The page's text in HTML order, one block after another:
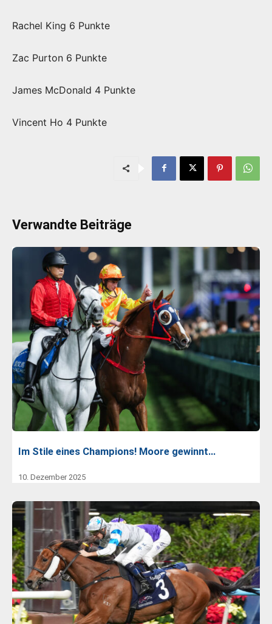
Rachel King 6 Punkte
Zac Purton 6 Punkte
James McDonald 4 Punkte
Vincent Ho 4 Punkte
Verwandte Beiträge
Im Stile eines Champions! Moore gewinnt…
10. Dezember 2025